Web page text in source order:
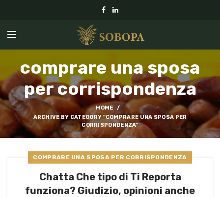
comprare una sposa
per corrispondenza
HOME
ARCHIVE BY CATEGORY "COMPRARE UNA SPOSA PER
CORRISPONDENZA"
COMPRARE UNA SPOSA PER CORRISPONDENZA
Chatta Che tipo di Ti Reporta
funziona? Giudizio, opinioni anche